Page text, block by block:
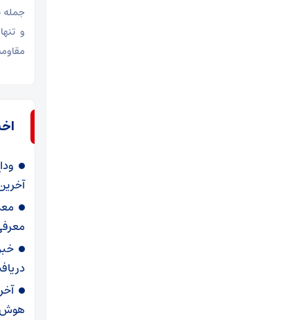
جمله
و
هوش